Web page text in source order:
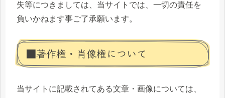
失等につきましては、当サイトでは、一切の責任を
負いかねます事ご了承願います。
■著作権・肖像権について
当サイトに記載されてある文章・画像については、